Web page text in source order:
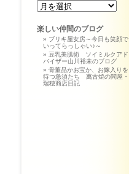
楽しい仲間のブログ
ブリキ屋女房～今日も笑顔で
いってらっしゃい♪～
豆乳美肌術 ソイミルクアド
バイザー山川裕未のブログ
骨董品かお宝か、お嫁入りを
待つ急須たち 萬古焼の問屋・
瑞穂商店日記